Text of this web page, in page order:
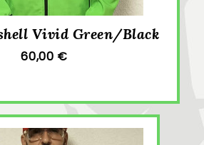
Vivid Green/Black
60,00 €